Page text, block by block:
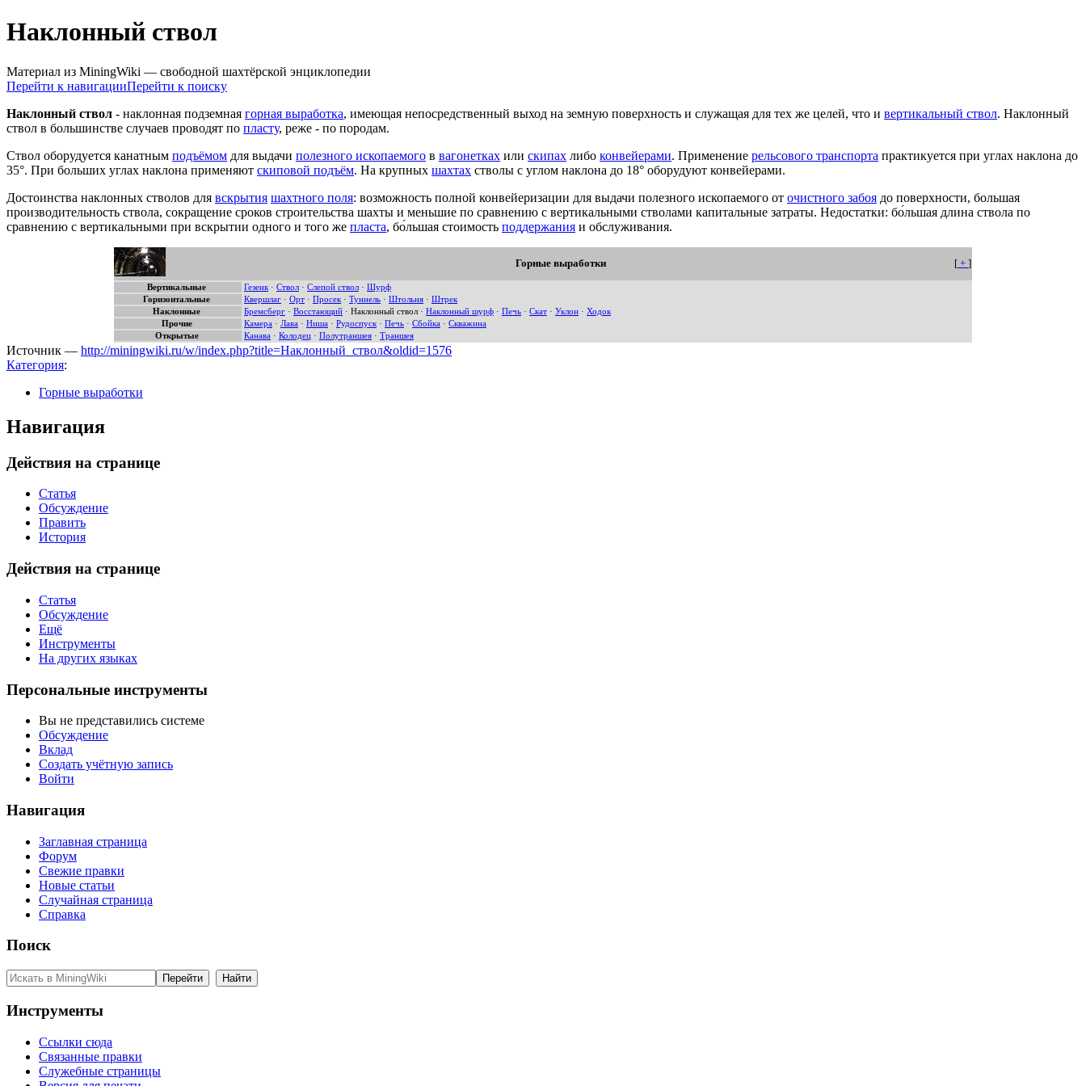
Наклонный ствол
Материал из MiningWiki — свободной шахтёрской энциклопедии
Перейти к навигацииПерейти к поиску
Наклонный ствол - наклонная подземная горная выработка, имеющая непосредственный выход на земную поверхность и служащая для тех же целей, что и вертикальный ствол. Наклонный
ствол в большинстве случаев проводят по пласту, реже - по породам.
Ствол оборудуется канатным подъёмом для выдачи полезного ископаемого в вагонетках или скипах либо конвейерами. Применение рельсового транспорта практикуется при углах наклона до
35°. При больших углах наклона применяют скиповой подъём. На крупных шахтах стволы с углом наклона до 18° оборудуют конвейерами.
Достоинства наклонных стволов для вскрытия шахтного поля: возможность полной конвейеризации для выдачи полезного ископаемого от очистного забоя до поверхности, большая
производительность ствола, сокращение сроков строительства шахты и меньшие по сравнению с вертикальными стволами капитальные затраты. Недостатки: бо́льшая длина ствола по
сравнению с вертикальными при вскрытии одного и того же пласта, бо́льшая стоимость поддержания и обслуживания.
[ + ]
Горные выработки
Вертикальные Гезенк · Ствол · Слепой ствол · Шурф
Горизонтальные
Квершлаг · Орт · Просек · Туннель · Штольня · Штрек
Наклонные
Бремсберг · Восстающий · Наклонный ствол · Наклонный шурф · Печь · Скат · Уклон · Ходок
Прочие
Камера · Лава · Ниша · Рудоспуск · Печь · Сбойка · Скважина
Открытые
Канава · Колодец · Полутраншея · Траншея
Источник — http://miningwiki.ru/w/index.php?title=Наклонный_ствол&oldid=1576
Категория:
Горные выработки
Навигация
Действия на странице
Статья
Обсуждение
Править
История
Действия на странице
Статья
Обсуждение
Ещё
Инструменты
На других языках
Персональные инструменты
Вы не представились системе
Обсуждение
Вклад
Создать учётную запись
Войти
Навигация
Заглавная страница
Форум
Свежие правки
Новые статьи
Случайная страница
Справка
Поиск
Инструменты
Ссылки сюда
Связанные правки
Служебные страницы